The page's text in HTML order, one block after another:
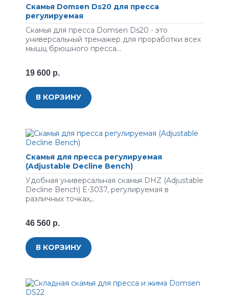
Скамья Domsen Ds20 для пресса
регулируемая
Скамья для пресса Domsen Ds20 - это
универсальный тренажер для проработки всех
мышц брюшного пресса...
19 600 р.
В КОРЗИНУ
Скамья для пресса регулируемая
(Adjustable Decline Bench)
Удобная универсальная скамья DHZ (Adjustable
Decline Bench) E-3037, регулируемая в
различных точках,..
46 560 р.
В КОРЗИНУ